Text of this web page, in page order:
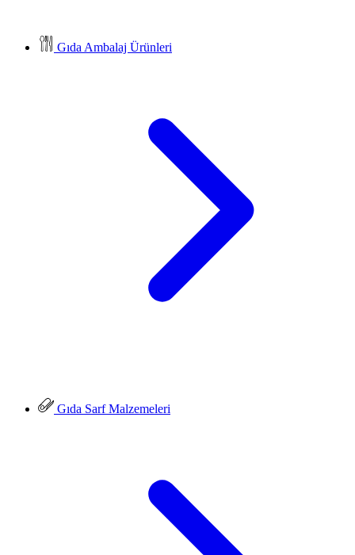
Gıda Ambalaj Ürünleri
Gıda Sarf Malzemeleri